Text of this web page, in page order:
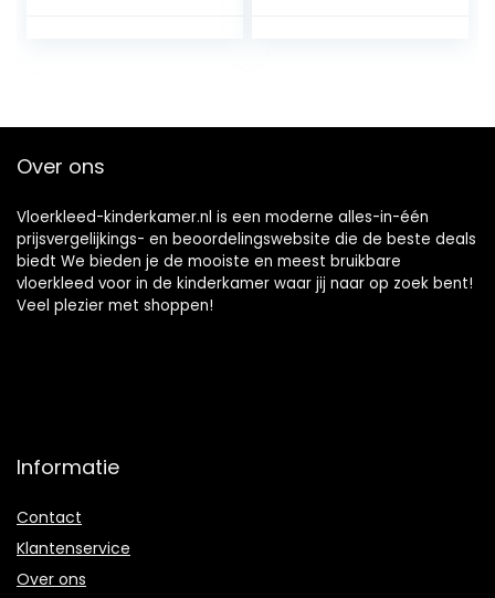
Over ons
Vloerkleed-kinderkamer.nl is een moderne alles-in-één
prijsvergelijkings- en beoordelingswebsite die de beste deals
biedt We bieden je de mooiste en meest bruikbare
vloerkleed voor in de kinderkamer waar jij naar op zoek bent!
Veel plezier met shoppen!
Informatie
Contact
Klantenservice
Over ons